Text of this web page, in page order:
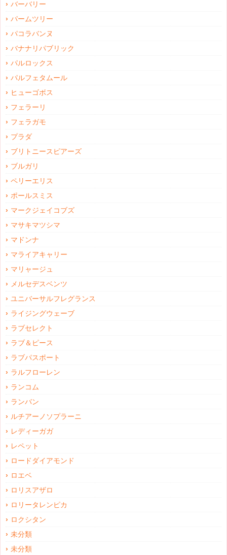
バーバリー
パームツリー
パコラバンヌ
バナナリパブリック
パルロックス
パルフェタムール
ヒューゴボス
フェラーリ
フェラガモ
プラダ
ブリトニースピアーズ
ブルガリ
ペリーエリス
ポールスミス
マークジェイコブズ
マサキマツシマ
マドンナ
マライアキャリー
マリャージュ
メルセデスベンツ
ユニバーサルフレグランス
ライジングウェーブ
ラブセレクト
ラブ＆ピース
ラブパスポート
ラルフローレン
ランコム
ランバン
ルチアーノソプラーニ
レディーガガ
レペット
ロードダイアモンド
ロエベ
ロリスアザロ
ロリータレンピカ
ロクシタン
未分類
未分類